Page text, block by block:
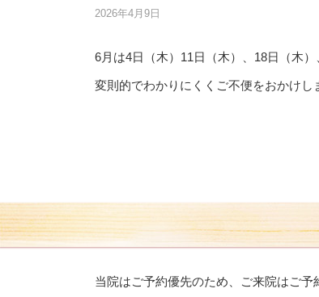
2026年4月9日
6月は4日（木）11日（木）、18日（木
変則的でわかりにくくご不便をおかけし
当院はご予約優先のため、ご来院はご予